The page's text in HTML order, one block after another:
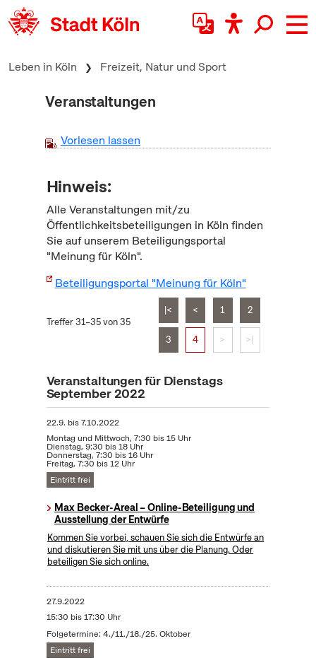
zum Inhalt springen
Leben in Köln Freizeit, Natur und Sport
Veranstaltungen
Vorlesen lassen
Hinweis:
Alle Veranstaltungen mit/zu
Öffentlichkeitsbeteiligungen in Köln finden
Sie auf unserem Beteiligungsportal
"Meinung für Köln".
Beteiligungsportal "Meinung für Köln"
Treffer 31–35 von 35
|< < 1 2
3 4 > >|
Veranstaltungen für Dienstags
September 2022
22.9. bis7.10.2022
Montag und Mittwoch, 7:30 bis 15 Uhr
Dienstag, 9:30 bis 18 Uhr
Donnerstag, 7:30 bis 16 Uhr
Freitag, 7:30 bis 12 Uhr
Eintritt frei
Max Becker-Areal – Online-Beteiligung und
Ausstellung der Entwürfe
Kommen Sie vorbei, schauen Sie sich die Entwürfe an
und diskutieren Sie mit uns über die Planung. Oder
beteiligen Sie sich online.
27.9.2022
15:30 bis 17:30 Uhr
Folgetermine: 4./11./18./25. Oktober
Eintritt frei